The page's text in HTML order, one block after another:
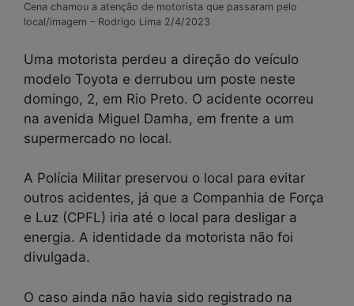
Cena chamou a atenção de motorista que passaram pelo
local/imagem – Rodrigo Lima 2/4/2023
Uma motorista perdeu a direção do veículo
modelo Toyota e derrubou um poste neste
domingo, 2, em Rio Preto. O acidente ocorreu
na avenida Miguel Damha, em frente a um
supermercado no local.
A Polícia Militar preservou o local para evitar
outros acidentes, já que a Companhia de Força
e Luz (CPFL) iria até o local para desligar a
energia. A identidade da motorista não foi
divulgada.
O caso ainda não havia sido registrado na